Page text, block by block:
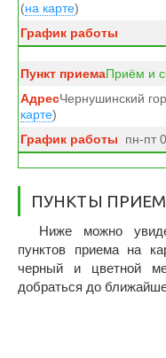
(на карте)
Приём и
Чернушинский
карте)
пн-пт
ПУНКТЫ
Ниже можно
пунктов приема на
черный и цветной
добраться до